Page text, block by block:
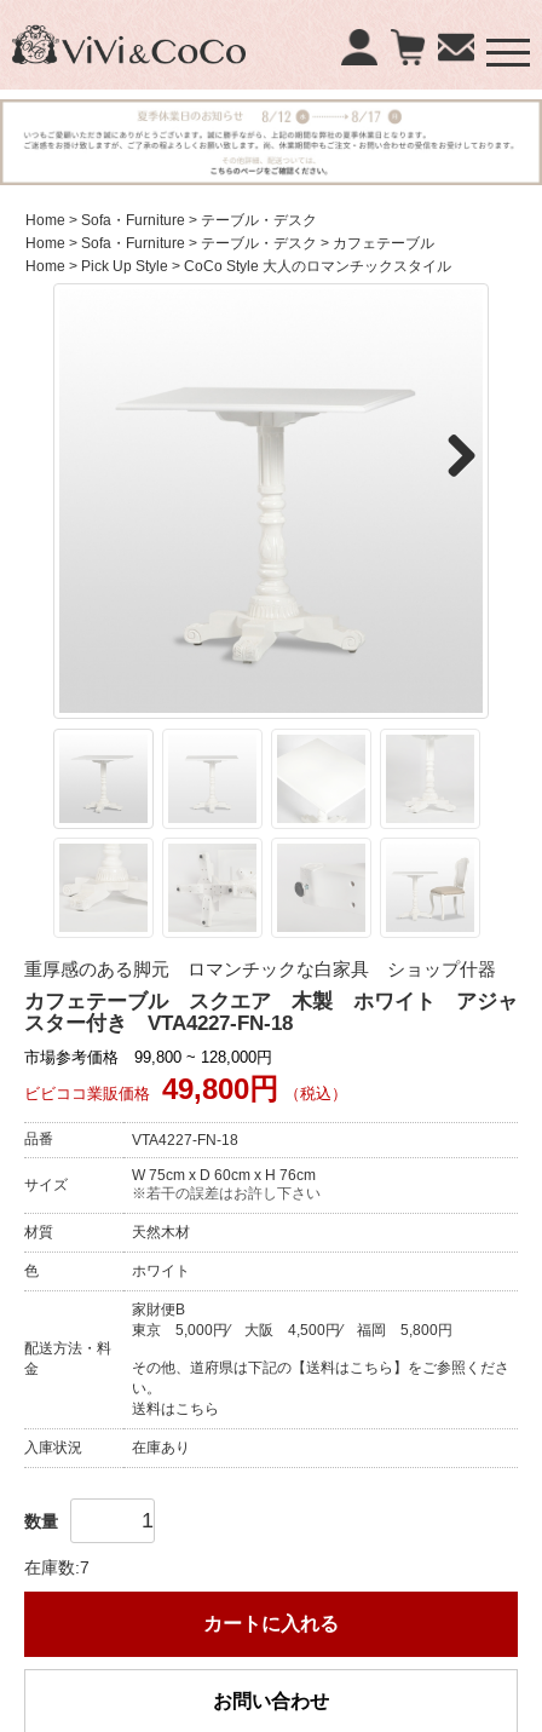
Home > Sofa・Furniture > テーブル・デスク
Home > Sofa・Furniture > テーブル・デスク > カフェテーブル
Home > Pick Up Style > CoCo Style 大人のロマンチックスタイル
重厚感のある脚元 ロマンチックな白家具 ショップ什器
カフェテーブル スクエア 木製 ホワイト アジャ
スター付き VTA4227-FN-18
市場参考価格 99,800 ~ 128,000円
ビビココ業販価格
49,800円 （税込）
品番 VTA4227-FN-18
サイズ
W 75cm x D 60cm x H 76cm
※若干の誤差はお許し下さい
材質 天然木材
色 ホワイト
配送方法・料
金
家財便B
東京
5,000円⁄ 大阪 4,500円⁄ 福岡 5,800円
その他、道府県は下記の【送料はこちら】をご参照くださ
い。
送料はこちら
入庫状況 在庫あり
数量
在庫数:7
カートに入れる
お問い合わせ
×
商品検索：